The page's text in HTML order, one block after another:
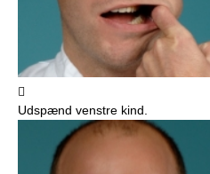

Udspænd venstre kind.